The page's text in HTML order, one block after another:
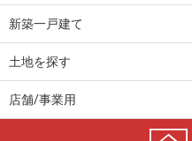
新築一戸建て
土地を探す
店舗/事業用